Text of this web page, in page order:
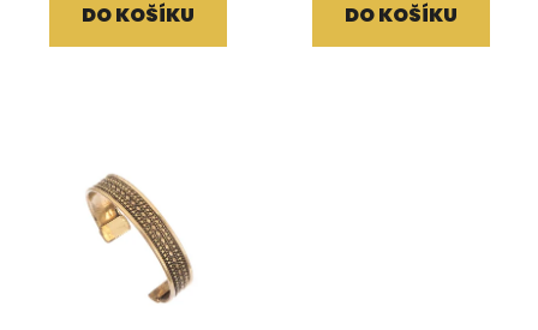
DO KOŠÍKU DO KOŠÍKU